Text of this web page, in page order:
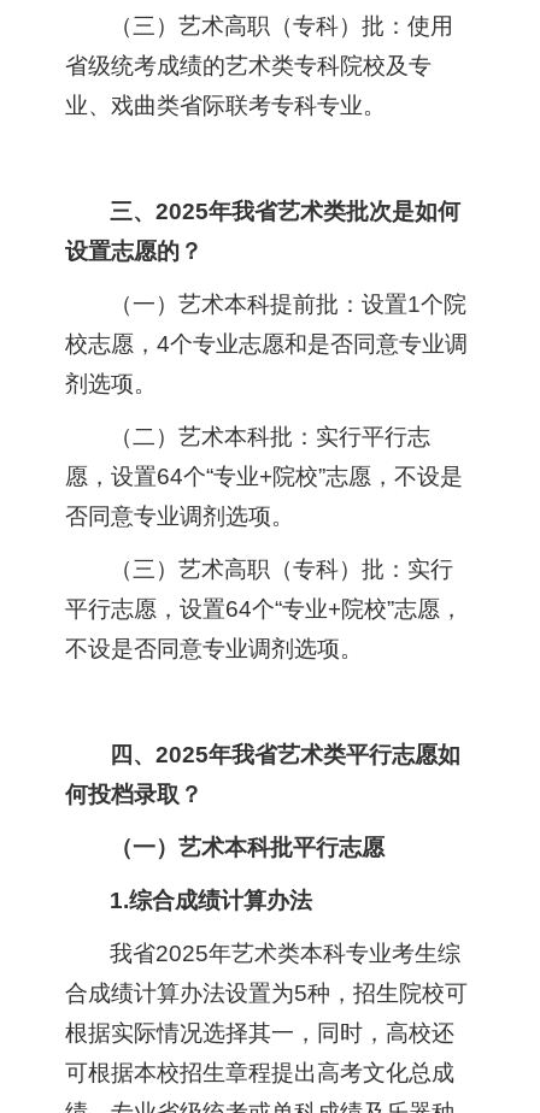
（三）艺术高职（专科）批：使用
省级统考成绩的艺术类专科院校及专
业、戏曲类省际联考专科专业。
三、2025年我省艺术类批次是如何
设置志愿的？
（一）艺术本科提前批：设置1个院
校志愿，4个专业志愿和是否同意专业调
剂选项。
（二）艺术本科批：实行平行志
愿，设置64个“专业+院校”志愿，不设是
否同意专业调剂选项。
（三）艺术高职（专科）批：实行
平行志愿，设置64个“专业+院校”志愿，
不设是否同意专业调剂选项。
四、2025年我省艺术类平行志愿如
何投档录取？
（一）艺术本科批平行志愿
1.综合成绩计算办法
我省2025年艺术类本科专业考生综
合成绩计算办法设置为5种，招生院校可
根据实际情况选择其一，同时，高校还
可根据本校招生章程提出高考文化总成